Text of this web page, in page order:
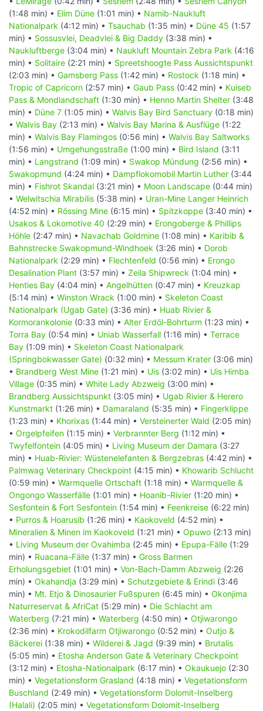
(1:48 min) • Elim Düne (1:01 min) • Namib-Naukluft
Nationalpark (4:12 min) • Tsauchab (1:35 min) • Düne 45 (1:57
min) • Sossusvlei, Deadvlei & Big Daddy (3:38 min) •
Naukluftberge (3:04 min) • Naukluft Mountain Zebra Park (4:16
min) • Solitaire (2:21 min) • Spreetshoogte Pass Aussichtspunkt
(2:03 min) • Gamsberg Pass (1:42 min) • Rostock (1:18 min) •
Tropic of Capricorn (2:57 min) • Gaub Pass (0:42 min) • Kuiseb
Pass & Mondlandschaft (1:30 min) • Henno Martin Shelter (3:48
min) • Düne 7 (1:05 min) • Walvis Bay Bird Sanctuary (0:18 min)
• Walvis Bay (2:13 min) • Walvis Bay Marina & Ausflüge (1:22
min) • Walvis Bay Flamingos (0:56 min) • Walvis Bay Saltworks
(1:56 min) • Umgehungsstraße (1:00 min) • Bird Island (3:11
min) • Langstrand (1:09 min) • Swakop Mündung (2:56 min) •
Swakopmund (4:24 min) • Dampflokomobil Martin Luther (3:44
min) • Fishrot Skandal (3:21 min) • Moon Landscape (0:44 min)
• Welwitschia Mirabilis (5:38 min) • Uran-Mine Langer Heinrich
(4:52 min) • Rössing Mine (6:15 min) • Spitzkoppe (3:40 min) •
Usakos & Lokomotive 40 (2:29 min) • Erongoberge & Phillips
Höhle (2:47 min) • Navachab Goldmine (1:08 min) • Karibib &
Bahnstrecke Swakopmund-Windhoek (3:26 min) • Dorob
Nationalpark (2:29 min) • Flechtenfeld (0:56 min) • Erongo
Desalination Plant (3:57 min) • Zeila Shipwreck (1:04 min) •
Henties Bay (4:04 min) • Angelhütten (0:47 min) • Kreuzkap
(5:14 min) • Winston Wrack (1:00 min) • Skeleton Coast
Nationalpark (Ugab Gate) (3:36 min) • Huab Rivier &
Kormorankolonie (0:33 min) • Alter Erdöl-Bohrturm (1:23 min) •
Torra Bay (0:54 min) • Uniab Wasserfall (1:16 min) • Terrace
Bay (1:09 min) • Skeleton Coast Nationalpark
(Springbokwasser Gate) (0:32 min) • Messum Krater (3:06 min)
• Brandberg West Mine (1:21 min) • Uis (3:02 min) • Uis Himba
Village (0:35 min) • White Lady Abzweig (3:00 min) •
Brandberg Aussichtspunkt (3:05 min) • Ugab Rivier & Herero
Kunstmarkt (1:26 min) • Damaraland (5:35 min) • Fingerklippe
(1:23 min) • Khorixas (1:44 min) • Versteinerter Wald (2:05 min)
• Orgelpfeifen (1:15 min) • Verbrannter Berg (1:12 min) •
Twyfelfontein (4:05 min) • Living Museum der Damara (3:27
min) • Huab-Rivier: Wüstenelefanten & Bergzebras (4:42 min) •
Palmwag Veterinary Checkpoint (4:15 min) • Khowarib Schlucht
(0:59 min) • Warmquelle Ortschaft (1:18 min) • Warmquelle &
Ongongo Wasserfälle (1:01 min) • Hoanib-Rivier (1:20 min) •
Sesfontein & Fort Sesfontein (1:54 min) • Feenkreise (6:22 min)
• Purros & Hoarusib (1:26 min) • Kaokoveld (4:52 min) •
Mineralien & Minen im Kaokoveld (1:21 min) • Opuwo (2:13 min)
• Living Museum der Ovahimba (2:45 min) • Epupa-Fälle (1:29
min) • Ruacana-Fälle (1:37 min) • Gross Barmen
Erholungsgebiet (1:01 min) • Von-Bach-Damm Abzweig (2:26
min) • Okahandja (3:29 min) • Schutzgebiete & Erindi (3:46
min) • Mt. Etjo & Dinosaurier Fußspuren (6:45 min) • Okonjima
Naturreservat & AfriCat (5:29 min) • Die Schlacht am
Waterberg (7:21 min) • Waterberg (4:50 min) • Otjiwarongo
(2:36 min) • Krokodilfarm Otjiwarongo (0:52 min) • Outjo &
Bäckerei (1:38 min) • Wilderei & Jagd (9:39 min) • Brutalis
(5:05 min) • Etosha Anderson Gate & Veterinary Checkpoint
(3:12 min) • Etosha-Nationalpark (6:17 min) • Okaukuejo (2:30
min) • Vegetationsform Grasland (4:18 min) • Vegetationsform
Buschland (2:49 min) • Vegetationsform Dolomit-Inselberg
(Halali) (2:05 min) • Vegetationsform Dolomit-Inselberg